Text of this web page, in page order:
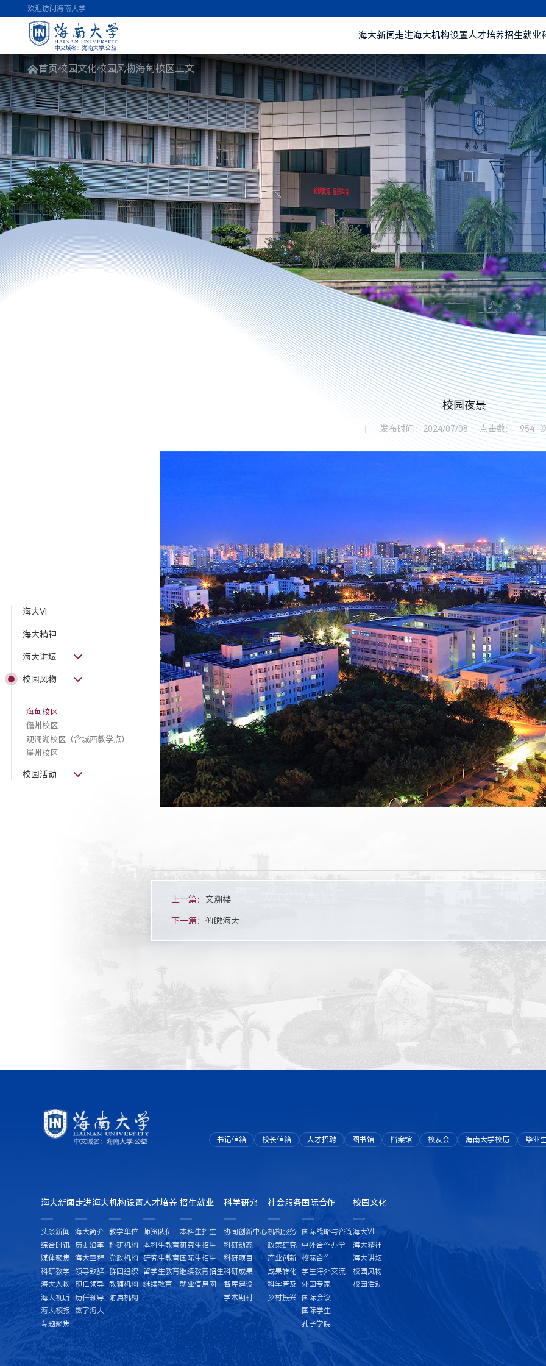
欢迎访问海南大学
海大新闻走进海大机构设置人才培养招生就业
首页校园文化校园风物海甸校区正文
海大VI
海大精神
海大讲坛
校园风物
海甸校区
儋州校区
观澜湖校区（含城西教学点）
崖州校区
校园活动
校园夜景
发布时间：2024/07/08 点击数： 954
上一篇： 文溯楼
下一篇：俯瞰海大
书记信箱 校长信箱 人才招聘 图书馆 档案馆 校友会 海南大学校历 毕业
海大新闻
头条新闻
综合时讯
媒体聚焦
科研教学
海大人物
海大视听
海大校报
专题聚焦
走进海大
海大简介
历史沿革
海大章程
领导致辞
现任领导
历任领导
数字海大
机构设置
教学单位
科研机构
党政机构
群团组织
教辅机构
附属机构
人才培养
师资队伍
本科生教育
研究生教育
留学生教育
继续教育
招生就业
本科生招生
研究生招生
国际生招生
继续教育招生
就业信息网
科学研究
协同创新中心
科研动态
科研项目
科研成果
智库建设
学术期刊
社会服务
机构服务
政策研究
产业创新
成果转化
科学普及
乡村振兴
国际合作
国际战略与咨询
中外合作办学
校际合作
学生海外交流
外国专家
国际会议
国际学生
孔子学院
校园文化
海大VI
海大精神
海大讲坛
校园风物
校园活动